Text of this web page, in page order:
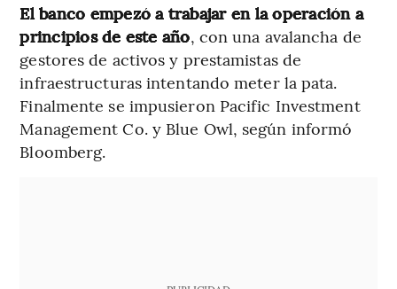
El banco empezó a trabajar en la operación a
principios de este año, con una avalancha de
gestores de activos y prestamistas de
infraestructuras intentando meter la pata.
Finalmente se impusieron Pacific Investment
Management Co. y Blue Owl, según informó
Bloomberg.